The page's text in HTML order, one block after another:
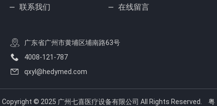
联系我们
在线留言
广东省广州市黄埔区埔南路63号
4008-121-787
qxyl@hedymed.com
Copyright © 2025 广州七喜医疗设备有限公司 All Rights Reserved. 粤